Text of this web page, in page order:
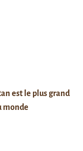
est le plus grand
monde